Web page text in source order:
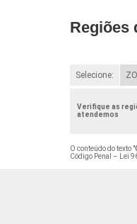
Regiões
Selecione:
Verifique as
atendemos
O conteúdo do texto "
Código Penal –
Lei